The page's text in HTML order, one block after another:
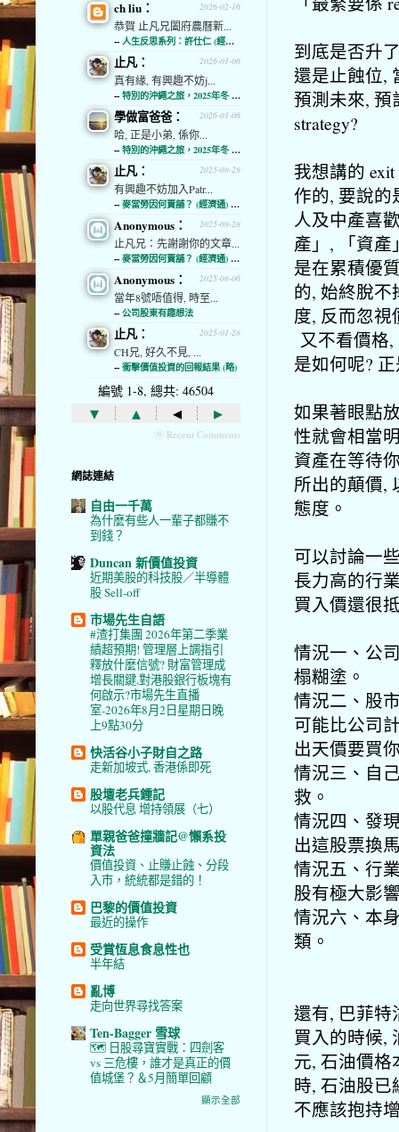
到底是否升
還是止蝕位,
預測未來, 預
strategy?
我想講的
作的, 要說的
人及中產喜
產」, 「資
是在累積優
的, 始終脫
度, 反而忽
又不看價格
是如何呢?
如果著眼點
性就會相當
資產在等待
所出的顛價,
態度。
可以討論一
長力高的行
買入價還很
情況一、公
榻糊塗。
情況二、股
可能比公司
出天價要買
情況三、自
救。
情況四、發
出這股票換
情況五、行
股有極大影
情況六、本
類。
還有, 巴菲特
買入的時候,
元, 石油價
時, 石油股
不應該抱持
2026-02-16
ch liu：
恭賀 止凡兄闔府農曆新...
-- 人生反思系列：許仕仁 (經濟通)
2026-01-06
止凡：
真有緣, 有興趣不妨j...
-- 特別的沖繩之旅，2025年冬 (經濟通)
2026-01-06
學做富爸爸：
哈, 正是小弟, 係你...
-- 特別的沖繩之旅，2025年冬 (經濟通)
2025-08-28
止凡：
有興趣不妨加入Patr...
-- 麥當勞因何賣舖？ (經濟通) (略)
2025-08-28
Anonymous：
止凡兄：先謝謝你的文章...
-- 麥當勞因何賣舖？ (經濟通) (略)
2025-08-06
Anonymous：
當年8號唔值得, 時至...
-- 公司股東有趣想法
2025-01-28
止凡：
CH兄, 好久不見, ...
-- 衝擊價值投資的回報結果 (略)
編號 1-8, 總共: 46504
▾ ▴ ◂ ▸
ⓦ Recent Comments
網誌連結
自由一千萬
為什麼有些人一輩子都賺不
到錢？
Duncan 新價值投資
近期美股的科技股／半導體
股 Sell-off
市場先生自語
#渣打集團 2026年第二季業
績超預期! 管理層上調指引
釋放什麼信號? 財富管理成
增長關鍵,對港股銀行板塊有
何啟示?市場先生直播
室-2026年8月2日星期日晚
上9點30分
快活谷小子財自之路
走新加坡式, 香港係即死
股壇老兵鍾記
以股代息 增持領展（七）
單親爸爸撞牆記@懶系投
資法
價值投資、止賺止蝕、分段
入市，統統都是錯的！
巴黎的價值投資
最近的操作
受賞恆息食息性也
半年結
亂博
走向世界尋找答案
Ten-Bagger 雪球
🗺️ 日股尋寶實戰：四劍客
vs 三危樓，誰才是真正的價
值城堡？＆5月簡單回顧
顯示全部